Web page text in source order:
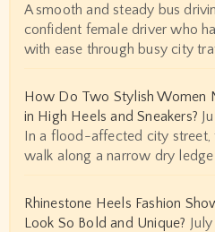
A smooth and steady bus
confident female driver who
with ease through busy city
How Do Two Stylish Women
in High Heels and Sneakers?
In a flood-affected city
walk along a narrow dry
Rhinestone Heels Fashion
Look So Bold and Unique?